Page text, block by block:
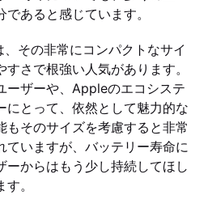
あると感じています。
その非常にコンパクトなサイ
さで根強い人気があります。
ーザーや、Appleのエコシステ
にとって、依然として魅力的な
もそのサイズを考慮すると非常
ていますが、バッテリー寿命に
ーからはもう少し持続してほし
。